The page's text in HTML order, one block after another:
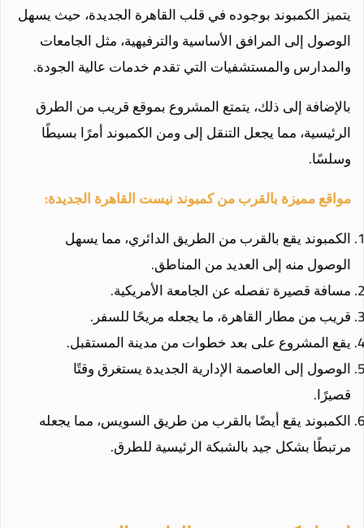
يتميز الكمبوند بوجوده في قلب القاهرة الجديدة، حيث يسهل
الوصول إلى المرافق الأساسية والترفيهية، مثل الجامعات
والمدارس والمستشفيات التي تقدم خدمات عالية الجودة.
بالإضافة إلى ذلك، يتمتع المشروع بموقع قريب من الطرق
الرئيسية، مما يجعل التنقل إلى ومن الكمبوند أمرًا بسيطًا
وسلسًا.
مواقع مميزة بالقرب من كمبوند نيست القاهرة الجديدة:
الكمبوند يقع بالقرب من الطريق الدائري، مما يسهل
الوصول منه إلى العديد من المناطق.
مسافة قصيرة تفصله عن الجامعة الأمريكية.
قريب من مطار القاهرة، ما يجعله مريحًا للسفر.
يقع المشروع على بعد خطوات من مدينة المستقبل.
الوصول إلى العاصمة الإدارية الجديدة يستغرق وقتًا
قصيرًا.
الكمبوند يقع أيضًا بالقرب من طريق السويس، مما يجعله
مرتبطًا بشكل جيد بالشبكة الرئيسية للطرق.